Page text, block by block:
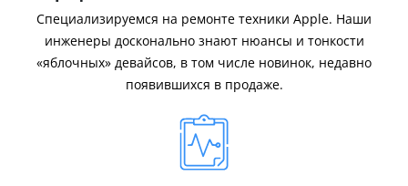
Специализируемся на ремонте техники Apple. Наши
инженеры досконально знают нюансы и тонкости
«яблочных» девайсов, в том числе новинок, недавно
появившихся в продаже.